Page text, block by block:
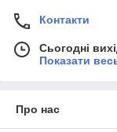
Контакти
Сьогодні
Показати
Про нас